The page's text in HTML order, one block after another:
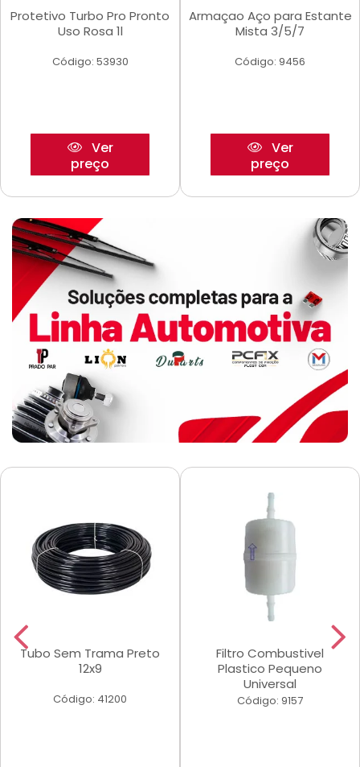
Protetivo Turbo Pro Pronto
Uso Rosa 1l
Código: 53930
Ver
preço
Armaçao Aço para Estante
Mista 3/5/7
Código: 9456
Ver
preço
Tubo Sem Trama Preto
12x9
Código: 41200
Filtro Combustivel
Plastico Pequeno
Universal
Código: 9157